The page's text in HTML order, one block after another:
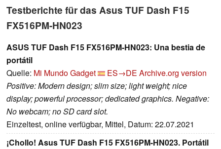
Testberichte für das Asus TUF Dash F15
FX516PM-HN023
ASUS TUF Dash F15 FX516PM-HN023: Una bestia de
portátil
Quelle: Mi Mundo Gadget ES→DE Archive.org version
Positive: Modern design; slim size; light weight; nice
display; powerful processor; dedicated graphics. Negative:
No webcam; no SD card slot.
Einzeltest, online verfügbar, Mittel, Datum: 22.07.2021
¡Chollo! Asus TUF Dash F15 FX516PM-HN023. Portátil